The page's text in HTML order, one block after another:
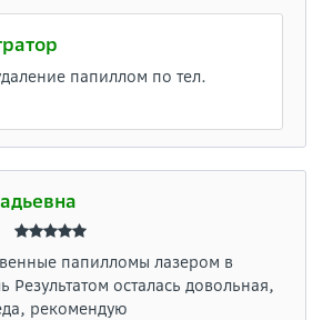
папиллом по тел.
папилломы лазером в
Результатом осталась довольная,
рекомендую